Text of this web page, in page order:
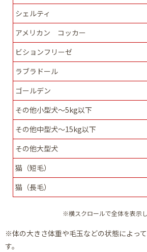
シェルティ
アメリカン コッカー
ビションフリーゼ
ラブラドール
ゴールデン
その他小型犬～5kg以下
その他中型犬～15kg以下
その他大型犬
猫（短毛）
猫（長毛）
※横スクロールで全体を表示し
※体の大きさ体重や毛玉などの状態によっ
す。